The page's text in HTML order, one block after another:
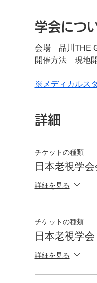
学会につ
会場　品川THE
開催方法　現地
※メディカルス
詳細
チケットの種類
日本老視学
詳細を見る
チケットの種類
日本老視学
詳細を見る